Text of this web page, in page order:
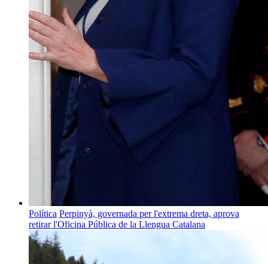
Política Perpinyà, governada per l'extrema dreta, aprova
retirar l'Oficina Pública de la Llengua Catalana